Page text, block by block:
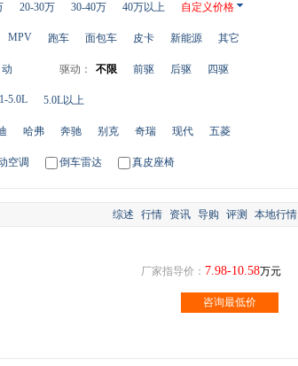
20-30万 30-40万 40万以上 自定义价格
MPV 跑车 面包车 皮卡 新能源 其它
驱动： 不限 前驱 后驱 四驱
5.0L 5.0L以上
哈弗 奔驰 别克 奇瑞 现代 五菱
空调 倒车雷达 真皮座椅
综述 行情 资讯 导购 评测 本地行情
厂家指导价： 7.98-10.58万元
咨询最低价